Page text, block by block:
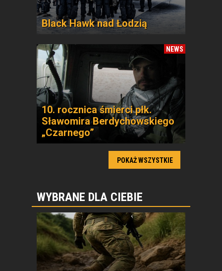
Black Hawk nad Łodzią
NEWS
10. rocznica śmierci płk.
Sławomira Berdychowskiego
„Czarnego”
POKAŻ WSZYSTKIE
WYBRANE DLA CIEBIE